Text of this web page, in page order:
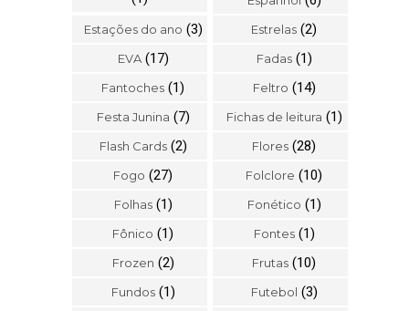
Estações do ano (3) Estrelas (2)
EVA (17) Fadas (1)
Fantoches (1) Feltro (14)
Festa Junina (7) Fichas de leitura (1)
Flash Cards (2) Flores (28)
Fogo (27) Folclore (10)
Folhas (1) Fonético (1)
Fônico (1) Fontes (1)
Frozen (2) Frutas (10)
Fundos (1) Futebol (3)